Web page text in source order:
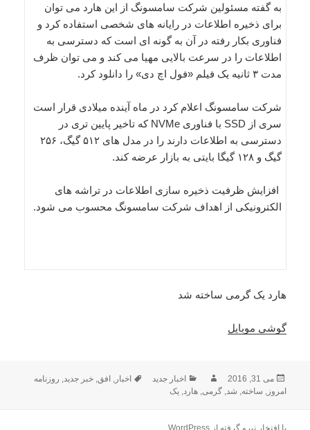
به گفته مسئولین شرکت سامسونگ از این هارد می توان
برای ذخیره اطلاعات در رایانه های شخصی استفاده کرد و
فناوری بکار رفته در آن به گونه ای است که دسترسی به
اطلاعات را در سرعت بالایی مهیا می کند و می توان ظرف
مدت ۳ ثانیه یک فیلم «فول اچ دی» را دانلود کرد.
شرکت سامسونگ اعلام کرد در ماه آینده میلادی قرار است
سری از SSD با فناوری NVMe که تاخیر پایین تری در
دسترسی به اطلاعات دارند را در مدل های ۵۱۲ گیگ، ۲۵۶
گیگ و ۱۲۸ گیگا بایتی به بازار عرضه کند.
افزایش ظرفیت ذخیره سازی اطلاعات در تراشه های
الکترونیکی از اهداف شرکت سامسونگ محسوب می شود.
هارد یک گرمی ساخته شد
گوشی موبایل
ارسال
شده
می 31, 2016 نویسندهدسته‌ها
اخبار جدید برچسب‌ها
اخبار, افق,خبر جدید, روزنامه
امروز, ساخته, شد,گرمی,هارد,یک